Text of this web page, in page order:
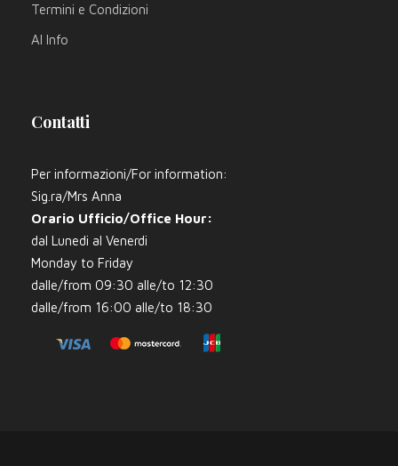
Termini e Condizioni
AI Info
Contatti
Per informazioni/For information:
Sig.ra/Mrs Anna
Orario Ufficio/Office Hour:
dal Lunedi al Venerdi
Monday to Friday
dalle/from 09:30 alle/to 12:30
dalle/from 16:00 alle/to 18:30